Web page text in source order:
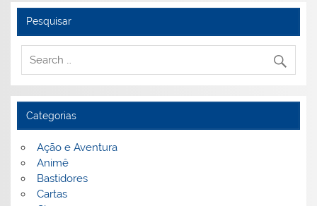
Pesquisar
Categorias
Ação e Aventura
Animê
Bastidores
Cartas